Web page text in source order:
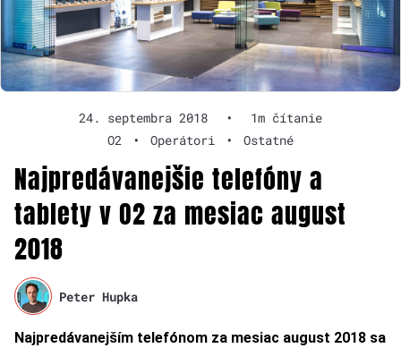
24. septembra 2018 •
1m čítanie
O2
• Operátori • Ostatné
Najpredávanejšie telefóny a
tablety v O2 za mesiac august
2018
Peter Hupka
Najpredávanejším telefónom za mesiac august 2018 sa